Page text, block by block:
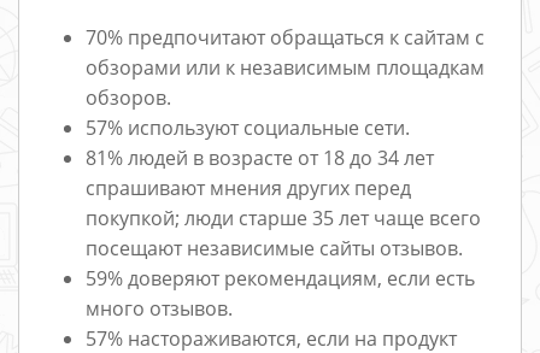
70% предпочитают обращаться к сайтам с
обзорами или к независимым площадкам
обзоров.
57% используют социальные сети.
81% людей в возрасте от 18 до 34 лет
спрашивают мнения других перед
покупкой; люди старше 35 лет чаще всего
посещают независимые сайты отзывов.
59% доверяют рекомендациям, если есть
много отзывов.
57% настораживаются, если на продукт